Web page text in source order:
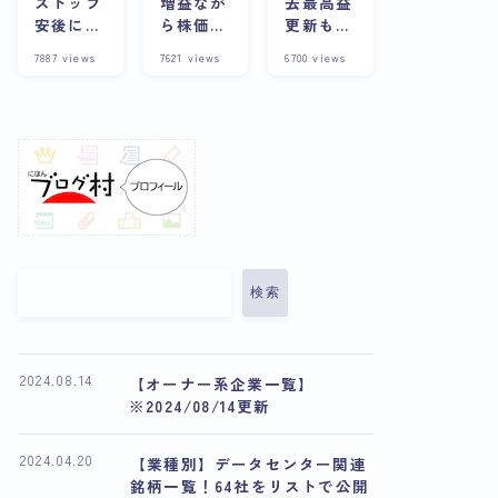
安後に株
その背景
いて徹底
解説
7887 views
ら株価下
とは？今
について
解説
7621 views
更新も株
落？その
6700 views
検索
【オーナー系企業一覧】
※2024/08/14更新
2024.08.14
【業種別】データセンター関連
銘柄一覧！64社をリストで公開
2024.04.20